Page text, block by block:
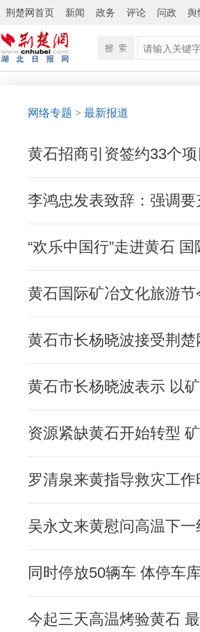
荆楚网首页 新闻 政务 评论 问政 舆
网络专题 > 最新报道
黄石招商引资签约33个
李鸿忠发表致辞：强调
“欢乐中国行”走进黄石
黄石国际矿冶文化旅游节
黄石市长杨晓波接受荆
黄石市长杨晓波表示 以
资源紧缺黄石开始转型
罗清泉来黄指导救灾工
吴永文来黄慰问高温下一
同时停放50辆车 体停车
今起三天高温烤验黄石